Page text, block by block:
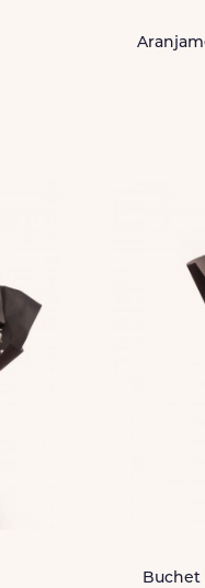
Buchet